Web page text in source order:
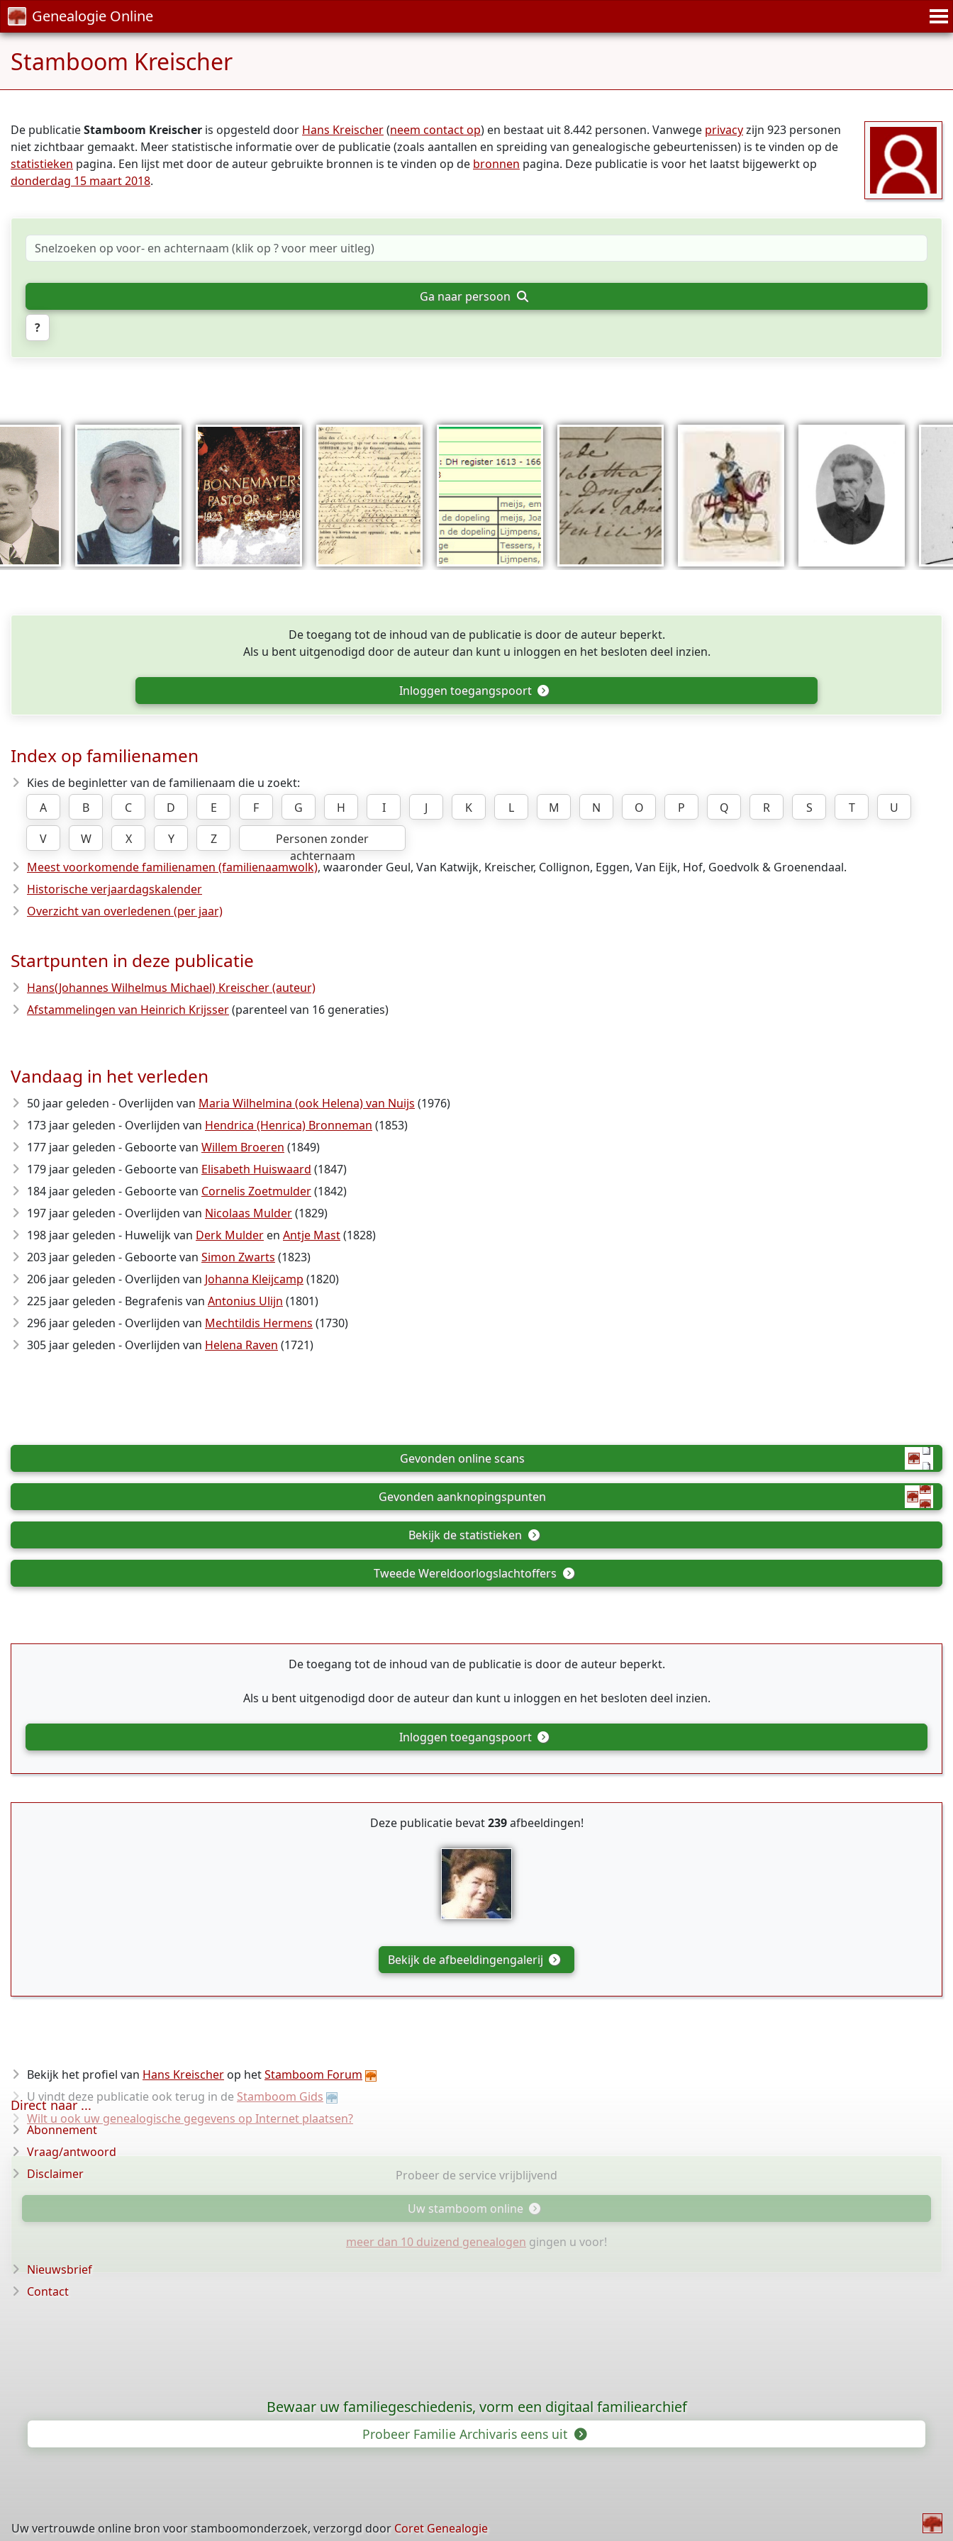
Genealogie Online
Stamboom Kreischer
De publicatieStamboom Kreischer is opgesteld door Hans Kreischer(neem contact op) en bestaat uit 8.442 personen. Vanwege privacyzijn 923 personen
niet zichtbaar gemaakt. Meer statistische informatie over de publicatie (zoals aantallen en spreiding van genealogische gebeurtenissen) is te vinden op de
statistieken pagina. Een lijst met door de auteur gebruikte bronnen is te vinden op de bronnen pagina. Deze publicatie is voor het laatst bijgewerkt op
donderdag 15 maart 2018.
Ga naar persoon
?
De toegang tot de inhoud van de publicatie is door de auteur beperkt.
Als u bent uitgenodigd door de auteur dan kunt u inloggen en het besloten deel inzien.
Inloggen toegangspoort
Index op familienamen
Kies de beginletter van de familienaam die u zoekt:
A
B C D E F G H I J K L M N O P Q R S T
U
V
W X Y Z
Personen zonder
achternaam
Meest voorkomende familienamen (familienaamwolk), waaronder Geul, Van Katwijk, Kreischer, Collignon, Eggen, Van Eijk, Hof, Goedvolk & Groenendaal.
Historische verjaardagskalender
Overzicht van overledenen (per jaar)
Startpunten in deze publicatie
Hans(Johannes Wilhelmus Michael) Kreischer (auteur)
Afstammelingen van Heinrich Krijsser(parenteel van 16 generaties)
Vandaag in het verleden
50 jaar geleden - Overlijden van Maria Wilhelmina (ook Helena) van Nuijs (1976)
173 jaar geleden - Overlijden van Hendrica (Henrica) Bronneman (1853)
177 jaar geleden - Geboorte van Willem Broeren (1849)
179 jaar geleden - Geboorte van Elisabeth Huiswaard (1847)
184 jaar geleden - Geboorte van Cornelis Zoetmulder(1842)
197 jaar geleden - Overlijden van Nicolaas Mulder(1829)
198 jaar geleden - Huwelijk van Derk Mulder en Antje Mast(1828)
203 jaar geleden - Geboorte van Simon Zwarts (1823)
206 jaar geleden - Overlijden van Johanna Kleijcamp (1820)
225 jaar geleden - Begrafenis van Antonius Ulijn (1801)
296 jaar geleden - Overlijden van Mechtildis Hermens (1730)
305 jaar geleden - Overlijden van Helena Raven (1721)
Gevonden online scans
Gevonden aanknopingspunten
Bekijk de statistieken
Tweede Wereldoorlogslachtoffers
De toegang tot de inhoud van de publicatie is door de auteur beperkt.
Als u bent uitgenodigd door de auteur dan kunt u inloggen en het besloten deel inzien.
Inloggen toegangspoort
Deze publicatie bevat239afbeeldingen!
Bekijk de afbeeldingengalerij
Bekijk het profiel van Hans Kreischer op hetStamboom Forum
U vindt deze publicatie ook terug in de Stamboom Gids
Wilt u ook uw genealogische gegevens op Internet plaatsen?
Probeer de service vrijblijvend
Uw stamboom online
meer dan 10 duizend genealogen gingen u voor!
Direct naar ...
Abonnement
Vraag/antwoord
Disclaimer
Nieuwsbrief
Contact
Bewaar uw familiegeschiedenis, vorm een digitaal familiearchief
Probeer Familie Archivaris eens uit
Uw vertrouwde online bron voor stamboomonderzoek, verzorgd door Coret Genealogie